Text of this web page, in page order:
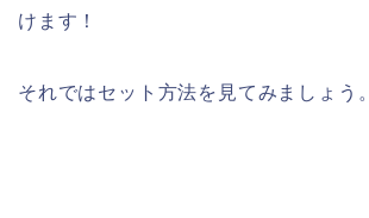
けます！
それではセット方法を見てみましょう。